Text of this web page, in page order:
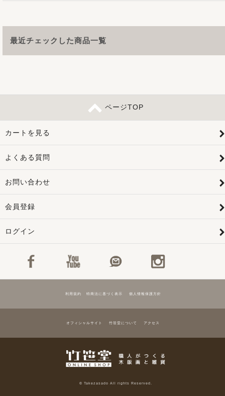
最近チェックした商品一覧
ページTOP
カートを見る
よくある質問
お問い合わせ
会員登録
ログイン
利用規約 特商法に基づく表示 個人情報保護方針
オフィシャルサイト 竹笹堂について アクセス
© Takezasado All rights Reserved.